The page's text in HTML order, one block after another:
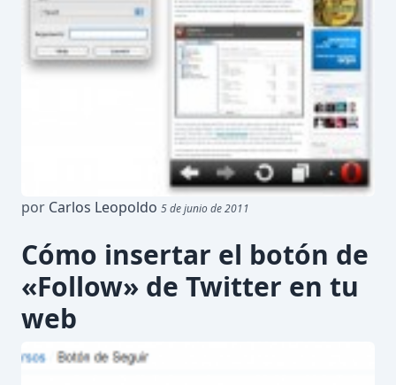
por Carlos Leopoldo 5 de junio de 2011
Cómo insertar el botón de
«Follow» de Twitter en tu
web